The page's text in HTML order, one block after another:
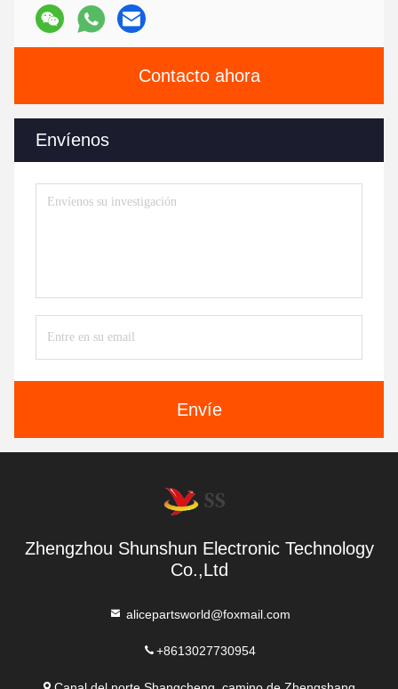
Contacto ahora
Envíenos
Envíe
Zhengzhou Shunshun Electronic Technology
Co.,Ltd
alicepartsworld@foxmail.com
+8613027730954